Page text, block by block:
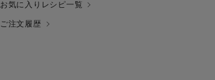
お気に入りレシピ一覧
ご注文履歴